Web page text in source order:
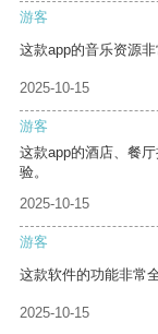
游客
这款app的音乐资源
2025-10-15
游客
这款app的酒店、餐
验。
2025-10-15
游客
这款软件的功能非常
2025-10-15